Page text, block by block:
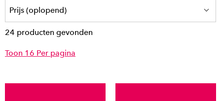
24 producten gevonden
Toon 16 Per pagina